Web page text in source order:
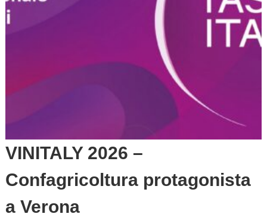
VINITALY 2026 –
Confagricoltura protagonista
a Verona